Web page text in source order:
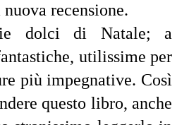
recensione.
dolci di Natale; a
utilissime per
più impegnative. Così
questo libro, anche